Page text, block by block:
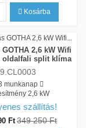
Kosárba
2,6 kW Wifi
oldalfali split klíma
9.CL0003
munkanap
2,6 kW
szállítás!
Ft 349 250 Ft